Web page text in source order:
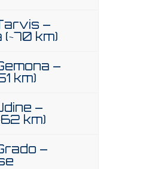
–
km)
–
km)
–
km)
–